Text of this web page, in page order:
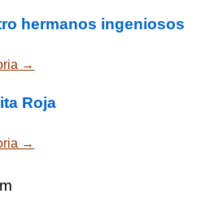
hermanos ingeniosos
→
Roja
→